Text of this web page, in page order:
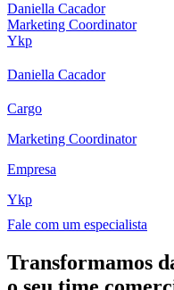
Daniella Cacador
Marketing Coordinator
Ykp
Daniella Cacador
Cargo
Marketing Coordinator
Empresa
Ykp
Fale com um especialista
Transformamos